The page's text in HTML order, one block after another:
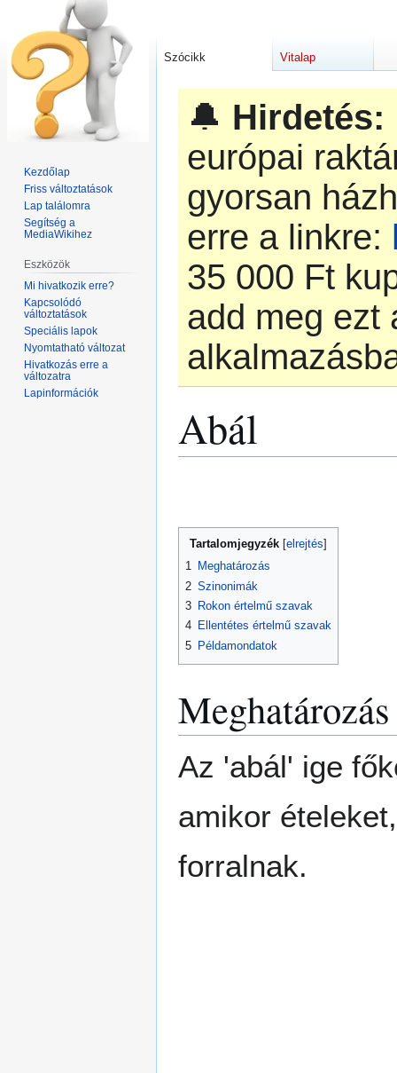
🔔 Hirdetés:
európai
gyorsan
erre a linkre:
‎35 000 Ft
add meg ezt
Abál
Tartalomjegyzék
1 Meghatározás
2 Szinonimák
3 Rokon értelmű szavak
4 Ellentétes értelmű szavak
5 Példamondatok
Meghatározás
Az 'abál' ige
amikor
forralnak.
Szócikk Vitalap
Kezdőlap
Friss változtatások
Lap találomra
Segítség a
MediaWikihez
Eszközök
Mi hivatkozik erre?
Kapcsolódó
változtatások
Speciális lapok
Nyomtatható változat
Hivatkozás erre a
változatra
Lapinformációk